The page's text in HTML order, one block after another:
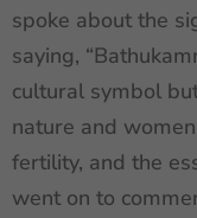
spoke about the
saying,
cultural symbol
nature and
fertility, and the
went on to